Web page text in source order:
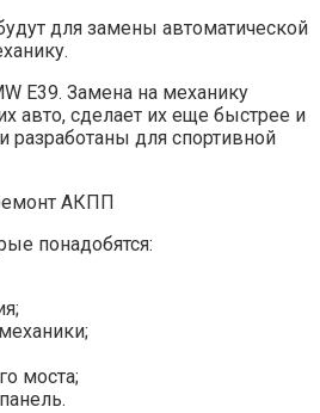
для замены автоматической
E39. Замена на механику
авто, сделает их еще быстрее и
разработаны для спортивной
АКПП
понадобятся:
моста;